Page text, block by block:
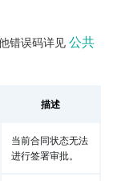
错误码详见 公共
描述
当前合同状态无法
进行签署审批。